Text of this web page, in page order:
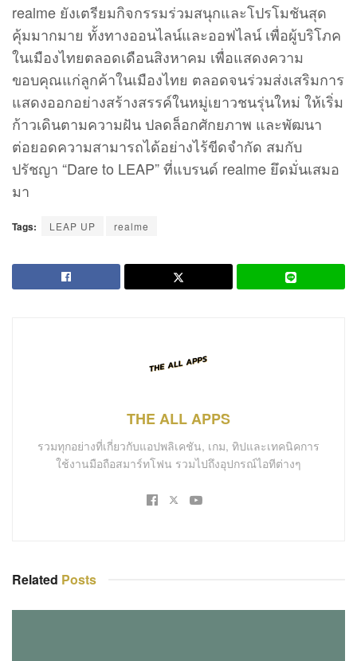
realme ยังเตรียมกิจกรรมร่วมสนุกและโปรโมชันสุด
คุ้มมากมาย ทั้งทางออนไลน์และออฟไลน์ เพื่อผู้บริโภค
ในเมืองไทยตลอดเดือนสิงหาคม เพื่อแสดงความ
ขอบคุณแก่ลูกค้าในเมืองไทย ตลอดจนร่วมส่งเสริมการ
แสดงออกอย่างสร้างสรรค์ในหมู่เยาวชนรุ่นใหม่ ให้เริ่ม
ก้าวเดินตามความฝัน ปลดล็อกศักยภาพ และพัฒนา
ต่อยอดความสามารถได้อย่างไร้ขีดจำกัด สมกับ
ปรัชญา “Dare to LEAP” ที่แบรนด์ realme ยึดมั่นเสมอ
มา
Tags: LEAP UP realme
THE ALL APPS
รวมทุกอย่างที่เกี่ยวกับแอปพลิเคชัน, เกม, ทิปและเทคนิคการ
ใช้งานมือถือสมาร์ทโฟน รวมไปถึงอุปกรณ์ไอทีต่างๆ
Related Posts